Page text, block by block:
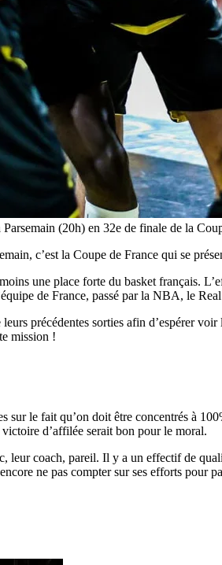
(20h) en 32e de finale de la
c’est la Coupe de France qui se
une place forte du basket français.
de France, passé par la NBA, le
précédentes sorties afin d’espérer
mission !
sur le fait qu’on doit être concentrés à
d’affilée serait bon pour le moral.
coach, pareil. Il y a un effectif de
ne pas compter sur ses efforts pour